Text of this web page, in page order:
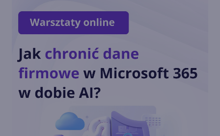
Windows 11 staje się
platformą dla AI i agentów.
Nowości na Ignite 2025